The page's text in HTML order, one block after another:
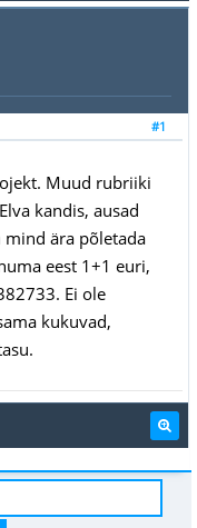
#1
Muud rubriiki
kandis, ausad
mind ära põletada
eest 1+1 euri,
Ei ole
kukuvad,